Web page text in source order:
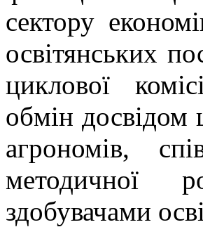
сектору
освітянських
циклової
обмін досвідом
агрономів,
методичної
здобувачами